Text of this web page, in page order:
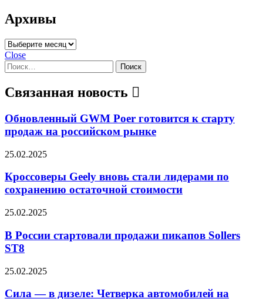
Архивы
Архивы
Close
Найти:
Связанная новость
Обновленный GWM Poer готовится к старту
продаж на российском рынке
25.02.2025
Кроссоверы Geely вновь стали лидерами по
сохранению остаточной стоимости
25.02.2025
В России стартовали продажи пикапов Sollers
ST8
25.02.2025
Сила — в дизеле: Четверка автомобилей на